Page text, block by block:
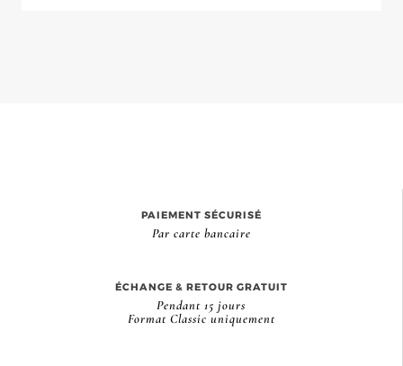
PAIEMENT SÉCURISÉ
Par carte bancaire
ÉCHANGE & RETOUR GRATUIT
Pendant 15 jours
Format Classic uniquement